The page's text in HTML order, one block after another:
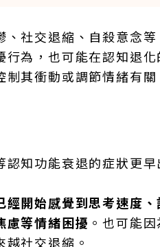
社交退縮、自殺意念
為，也可能在認知退
制其衝動或調節情緒有
知功能衰退的症狀更
開始感覺到思考速度
慮等情緒困擾 。也可能
社交退縮。